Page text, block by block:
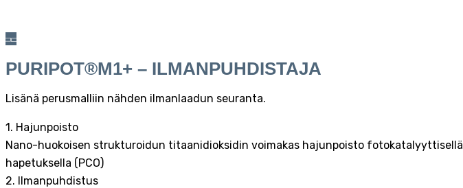
PURIPOT®M1+ – ILMANPUHDISTAJA
Lisänä perusmalliin nähden ilmanlaadun seuranta.
1. Hajunpoisto
Nano-huokoisen strukturoidun titaanidioksidin voimakas hajunpoisto fotokatalyyttisellä
hapetuksella (PCO)
2. Ilmanpuhdistus